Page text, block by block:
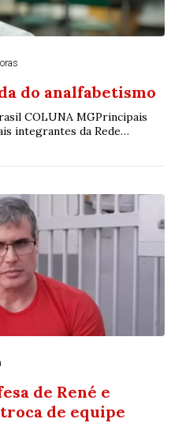
do analfabetismo
COLUNA MGPrincipais
integrantes da Rede
de René e
de equipe